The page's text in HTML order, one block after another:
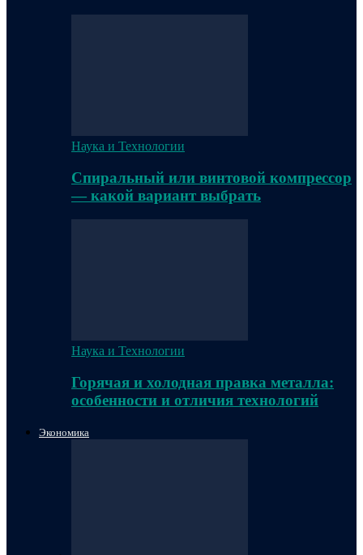
Наука и Технологии
Спиральный или винтовой компрессор
— какой вариант выбрать
Наука и Технологии
Горячая и холодная правка металла:
особенности и отличия технологий
Экономика